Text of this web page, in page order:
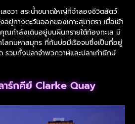
ลชวา สระน้ำขนาดใหญ่ที่จำลองชีวิตสัตว์
ยู่ทางตะวันออกของเกาะสุมาตรา เมื่อเข้า
ณกำลังเดินอยู่บนผืนทรายใต้ท้องทะเล มี
ลกมหาสมุทร ที่ก้นบ่อมีเรือจมซึ่งเป็นที่อยู่
วมทั้งปลาจำพวกวาฬและปลาเก๋ายักษ์
าร์กคีย์ Clarke Quay